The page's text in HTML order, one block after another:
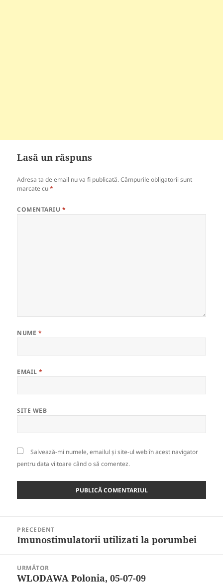
Lasă un răspuns
Adresa ta de email nu va fi publicată. Câmpurile obligatorii sunt
marcate cu*
COMENTARIU *
NUME *
EMAIL*
SITE WEB
Salvează-mi numele, emailul și site-ul web în acest navigator
pentru data viitoare când o să comentez.
articole
PRECEDENT
Articolul
Imunostimulatorii utilizati la porumbei
URMĂTOR
Articolul
WLODAWA Polonia, 05-07-09